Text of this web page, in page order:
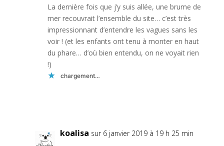
La dernière fois que j’y suis allée, une brume de
mer recouvrait l’ensemble du site… c’est très
impressionnant d’entendre les vagues sans les
voir ! (et les enfants ont tenu à monter en haut
du phare… d’où bien entendu, on ne voyait rien
!)
chargement…
koalisa sur 6 janvier 2019 à 19 h 25 min